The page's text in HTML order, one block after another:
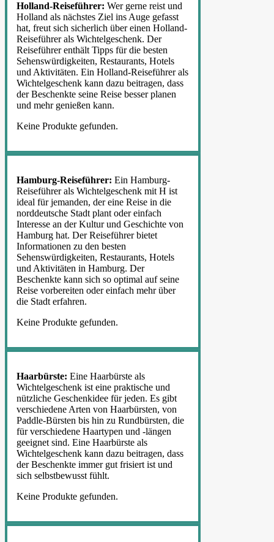
Holland-Reiseführer: Wer gerne reist und
Holland als nächstes Ziel ins Auge gefasst
hat, freut sich sicherlich über einen Holland-
Reiseführer als Wichtelgeschenk. Der
Reiseführer enthält Tipps für die besten
Sehenswürdigkeiten, Restaurants, Hotels
und Aktivitäten. Ein Holland-Reiseführer als
Wichtelgeschenk kann dazu beitragen, dass
der Beschenkte seine Reise besser planen
und mehr genießen kann.
Keine Produkte gefunden.
Hamburg-Reiseführer: Ein Hamburg-
Reiseführer als Wichtelgeschenk mit H ist
ideal für jemanden, der eine Reise in die
norddeutsche Stadt plant oder einfach
Interesse an der Kultur und Geschichte von
Hamburg hat. Der Reiseführer bietet
Informationen zu den besten
Sehenswürdigkeiten, Restaurants, Hotels
und Aktivitäten in Hamburg. Der
Beschenkte kann sich so optimal auf seine
Reise vorbereiten oder einfach mehr über
die Stadt erfahren.
Keine Produkte gefunden.
Haarbürste: Eine Haarbürste als
Wichtelgeschenk ist eine praktische und
nützliche Geschenkidee für jeden. Es gibt
verschiedene Arten von Haarbürsten, von
Paddle-Bürsten bis hin zu Rundbürsten, die
für verschiedene Haartypen und -längen
geeignet sind. Eine Haarbürste als
Wichtelgeschenk kann dazu beitragen, dass
der Beschenkte immer gut frisiert ist und
sich selbstbewusst fühlt.
Keine Produkte gefunden.